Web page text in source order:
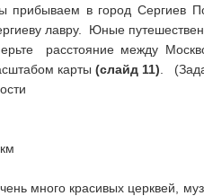
прибываем в город Сергиев
лавру. Юные
расстояние между
карты (слайд 11) .
много красивых церквей,